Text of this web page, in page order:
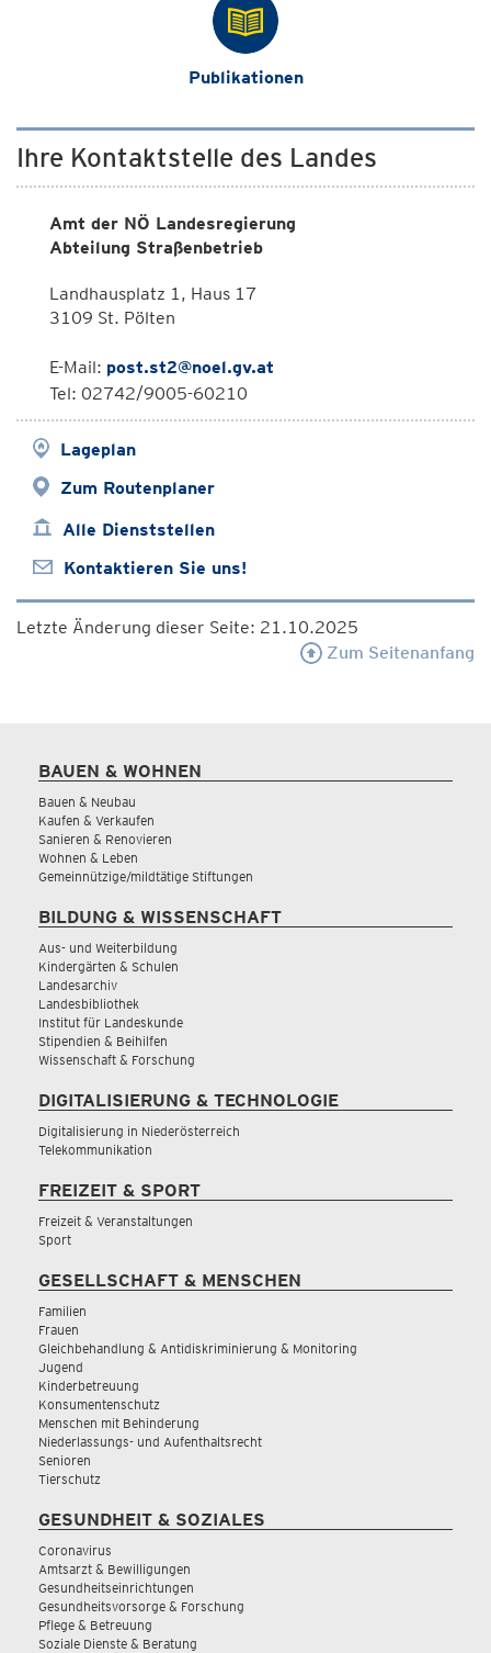
Publikationen
Ihre Kontaktstelle des Landes
Amt der NÖ Landesregierung
Abteilung Straßenbetrieb
Landhausplatz 1, Haus 17
3109 St. Pölten
E-Mail: post.st2@noel.gv.at
Tel: 02742/9005-60210
Lageplan
Zum Routenplaner
Alle Dienststellen
Kontaktieren Sie uns!
Letzte Änderung dieser Seite: 21.10.2025
Zum Seitenanfang
BAUEN & WOHNEN
Bauen & Neubau
Kaufen & Verkaufen
Sanieren & Renovieren
Wohnen & Leben
Gemeinnützige/mildtätige Stiftungen
BILDUNG & WISSENSCHAFT
Aus- und Weiterbildung
Kindergärten & Schulen
Landesarchiv
Landesbibliothek
Institut für Landeskunde
Stipendien & Beihilfen
Wissenschaft & Forschung
DIGITALISIERUNG & TECHNOLOGIE
Digitalisierung in Niederösterreich
Telekommunikation
FREIZEIT & SPORT
Freizeit & Veranstaltungen
Sport
GESELLSCHAFT & MENSCHEN
Familien
Frauen
Gleichbehandlung & Antidiskriminierung & Monitoring
Jugend
Kinderbetreuung
Konsumentenschutz
Menschen mit Behinderung
Niederlassungs- und Aufenthaltsrecht
Senioren
Tierschutz
GESUNDHEIT & SOZIALES
Coronavirus
Amtsarzt & Bewilligungen
Gesundheitseinrichtungen
Gesundheitsvorsorge & Forschung
Pflege & Betreuung
Soziale Dienste & Beratung